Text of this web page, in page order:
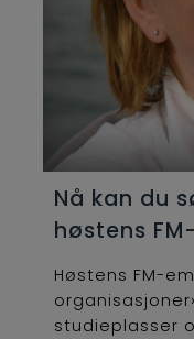
Nå kan du
høstens
Høstens FM-
studieplasser